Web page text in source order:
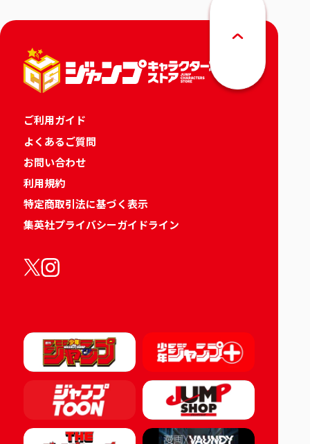
ご利用ガイド
よくあるご質問
お問い合わせ
利用規約
特定商取引法に基づく表示
集英社プライバシーガイドライン